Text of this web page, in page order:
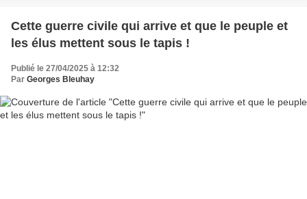
Cette guerre civile qui arrive et que le peuple et
les élus mettent sous le tapis !
Publié le 27/04/2025 à 12:32
Par Georges Bleuhay